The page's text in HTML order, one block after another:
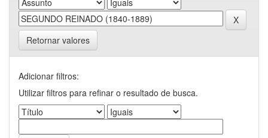
Retornar valores
Adicionar filtros:
Utilizar filtros para refinar o resultado de busca.